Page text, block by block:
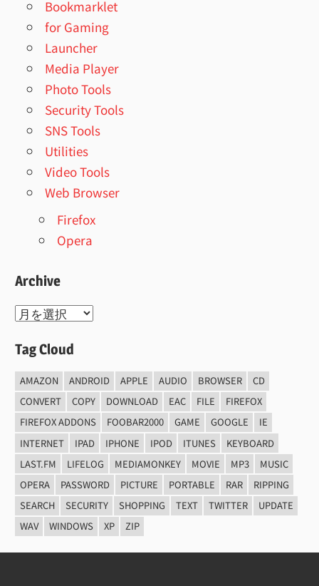
Bookmarklet
for Gaming
Launcher
Media Player
Photo Tools
Security Tools
SNS Tools
Utilities
Video Tools
Web Browser
Firefox
Opera
Archive
Archive
Tag Cloud
AMAZON ANDROID APPLE AUDIO BROWSER
CD
CONVERT
COPY DOWNLOAD EAC FILE
FIREFOX
FIREFOX ADDONS
FOOBAR2000 GAME GOOGLE
IE
INTERNET
IPAD IPHONE IPOD ITUNES
KEYBOARD
LAST.FM
LIFELOG MEDIAMONKEY MOVIE MP3
MUSIC
OPERA
PASSWORD PICTURE PORTABLE RAR
RIPPING
SEARCH
SECURITY SHOPPING TEXT TWITTER
UPDATE
WAV
WINDOWS XP ZIP